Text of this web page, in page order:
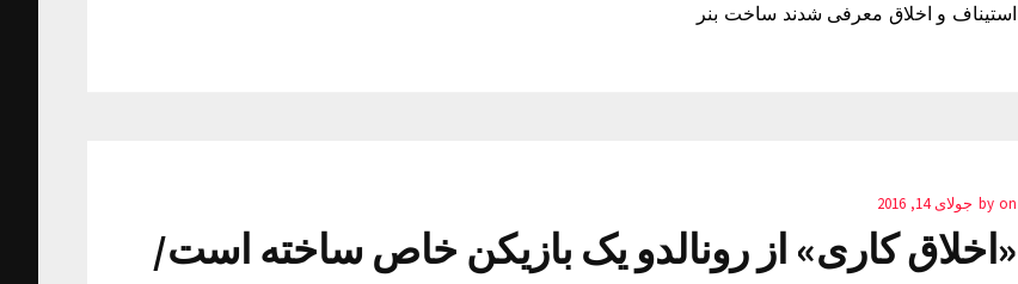
استیناف و اخلاق معرفی شدند ساخت بنر
by on جولای 14, 2016
«اخلاق کاری» از رونالدو یک بازیکن خاص ساخته است/